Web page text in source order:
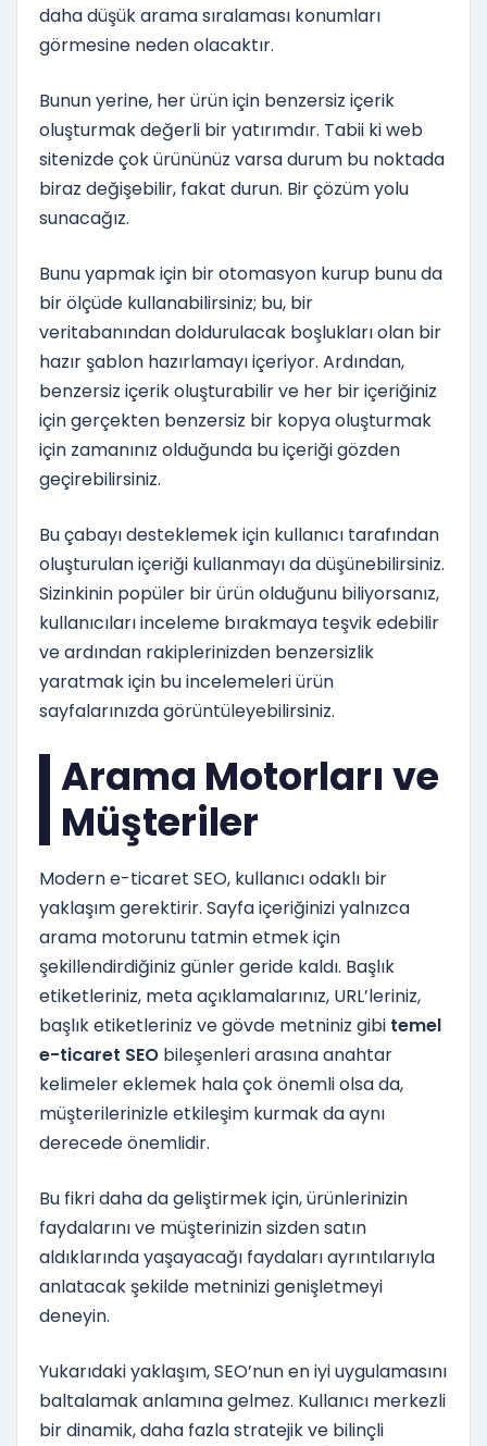
daha düşük arama sıralaması konumları
görmesine neden olacaktır.
Bunun yerine, her ürün için benzersiz içerik
oluşturmak değerli bir yatırımdır. Tabii ki web
sitenizde çok ürününüz varsa durum bu noktada
biraz değişebilir, fakat durun. Bir çözüm yolu
sunacağız.
Bunu yapmak için bir otomasyon kurup bunu da
bir ölçüde kullanabilirsiniz; bu, bir
veritabanından doldurulacak boşlukları olan bir
hazır şablon hazırlamayı içeriyor. Ardından,
benzersiz içerik oluşturabilir ve her bir içeriğiniz
için gerçekten benzersiz bir kopya oluşturmak
için zamanınız olduğunda bu içeriği gözden
geçirebilirsiniz.
Bu çabayı desteklemek için kullanıcı tarafından
oluşturulan içeriği kullanmayı da düşünebilirsiniz.
Sizinkinin popüler bir ürün olduğunu biliyorsanız,
kullanıcıları inceleme bırakmaya teşvik edebilir
ve ardından rakiplerinizden benzersizlik
yaratmak için bu incelemeleri ürün
sayfalarınızda görüntüleyebilirsiniz.
Arama Motorları ve
Müşteriler
Modern e-ticaret SEO, kullanıcı odaklı bir
yaklaşım gerektirir. Sayfa içeriğinizi yalnızca
arama motorunu tatmin etmek için
şekillendirdiğiniz günler geride kaldı. Başlık
etiketleriniz, meta açıklamalarınız, URL’leriniz,
başlık etiketleriniz ve gövde metniniz gibi temel
e-ticaret SEO bileşenleri arasına anahtar
kelimeler eklemek hala çok önemli olsa da,
müşterilerinizle etkileşim kurmak da aynı
derecede önemlidir.
Bu fikri daha da geliştirmek için, ürünlerinizin
faydalarını ve müşterinizin sizden satın
aldıklarında yaşayacağı faydaları ayrıntılarıyla
anlatacak şekilde metninizi genişletmeyi
deneyin.
Yukarıdaki yaklaşım, SEO’nun en iyi uygulamasını
baltalamak anlamına gelmez. Kullanıcı merkezli
bir dinamik, daha fazla stratejik ve bilinçli